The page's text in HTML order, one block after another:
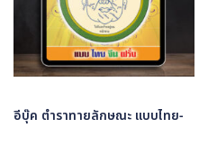
อีบุ๊ค ตำราทายลักษณะ แบบไทย-